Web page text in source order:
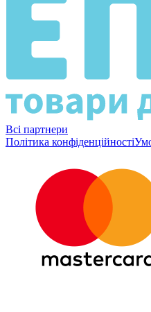
Всі партнери
Політика конфіденційності